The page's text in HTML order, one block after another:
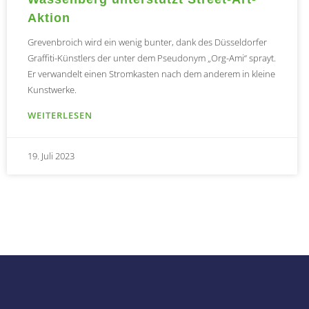
Aktion
Grevenbroich wird ein wenig bunter, dank des Düsseldorfer
Graffiti-Künstlers der unter dem Pseudonym „Org-Ami“ sprayt.
Er verwandelt einen Stromkasten nach dem anderem in kleine
Kunstwerke.
WEITERLESEN
19. Juli 2023